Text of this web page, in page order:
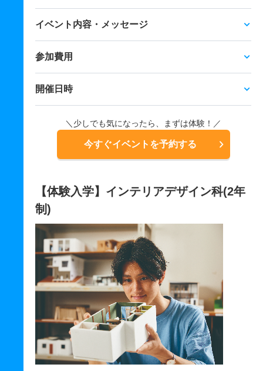
イベント内容・メッセージ
参加費用
開催日時
＼少しでも気になったら、まずは体験！／
今すぐイベントを予約する
【体験入学】インテリアデザイン科(2年
制)